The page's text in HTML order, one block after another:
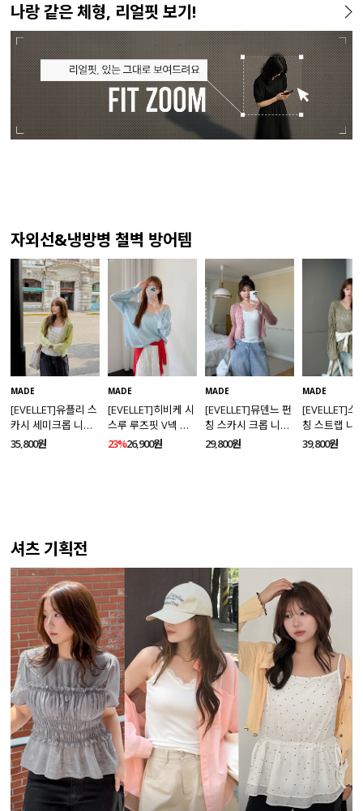
나랑 같은 체형, 리얼핏 보기!
자외선&냉방병 철벽 방어템
MADE
[EVELLET]유플리 스
카시 세미크롭 니트
가디건
35,800원
MADE
[EVELLET]히비케 시
스루 루즈핏 V넥 니
트
23%26,900원
MADE
[EVELLET]뮤덴느 펀
칭 스카시 크롭 니트
가디건
29,800원
MADE
[EVELLET]스
칭 스트랩 니
39,800원
셔츠 기획전